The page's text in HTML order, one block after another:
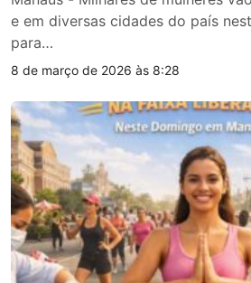
e em diversas cidades do país
para…
8 de março de 2026 às 8:28